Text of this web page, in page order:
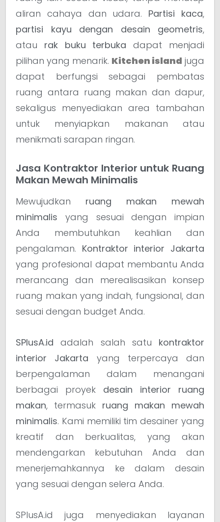
aliran cahaya dan udara. Partisi kaca,
partisi kayu dengan desain geometris,
atau rak buku terbuka dapat menjadi
pilihan yang menarik. Kitchen island juga
dapat berfungsi sebagai pembatas
ruang antara ruang makan dan dapur,
sekaligus menyediakan area tambahan
untuk menyiapkan makanan atau
menikmati sarapan ringan.
Jasa Kontraktor Interior untuk Ruang
Makan Mewah Minimalis
Mewujudkan ruang makan mewah
minimalis yang sesuai dengan impian
Anda membutuhkan keahlian dan
pengalaman. Kontraktor interior Jakarta
yang profesional dapat membantu Anda
merancang dan merealisasikan konsep
ruang makan yang indah, fungsional, dan
sesuai dengan budget Anda.
SPlusA.id adalah salah satu kontraktor
interior Jakarta yang terpercaya dan
berpengalaman dalam menangani
berbagai proyek desain interior ruang
makan, termasuk ruang makan mewah
minimalis. Kami memiliki tim desainer yang
kreatif dan berkualitas, yang akan
mendengarkan kebutuhan Anda dan
menerjemahkannya ke dalam desain
yang sesuai dengan selera Anda.
SPlusA.id juga menyediakan layanan